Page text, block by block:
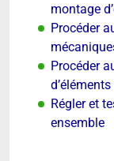
montage
Procéder
Procéder
Régler et
ensemble